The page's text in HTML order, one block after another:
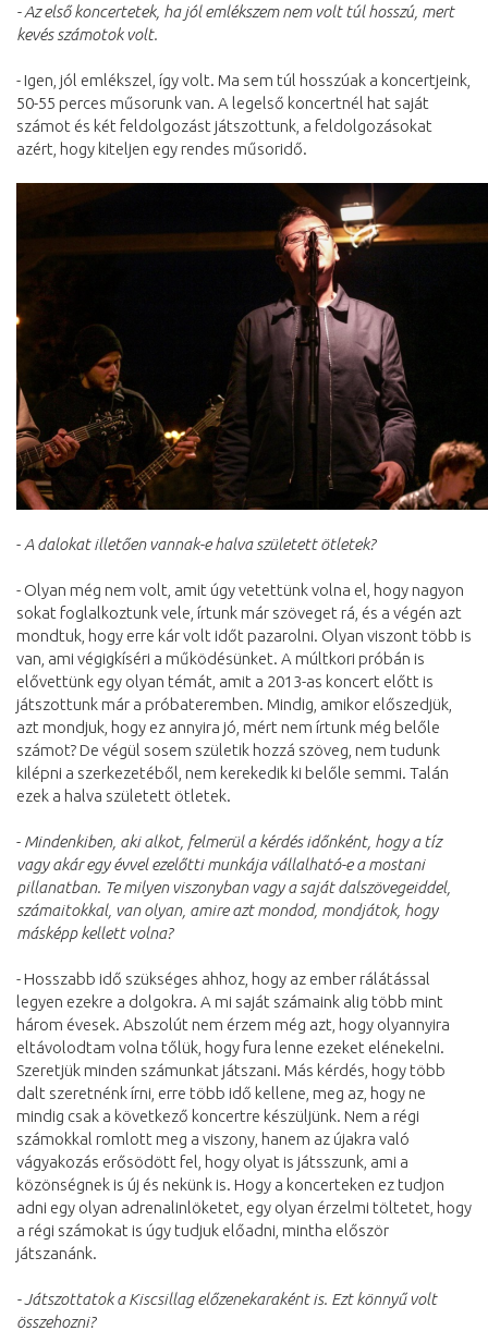
-Az első koncertetek, ha jól emlékszem nem volt túl hosszú, mert
kevés számotok volt.
- Igen, jól emlékszel, így volt. Ma sem túl hosszúak a koncertjeink,
50-55 perces műsorunk van. A legelső koncertnél hat saját
számot és két feldolgozást játszottunk, a feldolgozásokat
azért, hogy kiteljen egy rendes műsoridő.
-A dalokat illetően vannak-e halva született ötletek?
- Olyan még nem volt, amit úgy vetettünk volna el, hogy nagyon
sokat foglalkoztunk vele, írtunk már szöveget rá, és a végén azt
mondtuk, hogy erre kár volt időt pazarolni. Olyan viszont több is
van, ami végigkíséri a működésünket. A múltkori próbán is
elővettünk egy olyan témát, amit a 2013-as koncert előtt is
játszottunk már a próbateremben. Mindig, amikor előszedjük,
azt mondjuk, hogy ez annyira jó, mért nem írtunk még belőle
számot? De végül sosem születik hozzá szöveg, nem tudunk
kilépni a szerkezetéből, nem kerekedik ki belőle semmi. Talán
ezek a halva született ötletek.
- Mindenkiben, aki alkot, felmerül a kérdés időnként, hogy a tíz
vagy akár egy évvel ezelőtti munkája vállalható-e a mostani
pillanatban. Te milyen viszonyban vagy a saját dalszövegeiddel,
számaitokkal, van olyan, amire azt mondod, mondjátok, hogy
másképp kellett volna?
- Hosszabb idő szükséges ahhoz, hogy az ember rálátással
legyen ezekre a dolgokra. A mi saját számaink alig több mint
három évesek. Abszolút nem érzem még azt, hogy olyannyira
eltávolodtam volna tőlük, hogy fura lenne ezeket elénekelni.
Szeretjük minden számunkat játszani. Más kérdés, hogy több
dalt szeretnénk írni, erre több idő kellene, meg az, hogy ne
mindig csak a következő koncertre készüljünk. Nem a régi
számokkal romlott meg a viszony, hanem az újakra való
vágyakozás erősödött fel, hogy olyat is játsszunk, ami a
közönségnek is új és nekünk is. Hogy a koncerteken ez tudjon
adni egy olyan adrenalinlöketet, egy olyan érzelmi töltetet, hogy
a régi számokat is úgy tudjuk előadni, mintha először
játszanánk.
-Játszottatok a Kiscsillag előzenekaraként is. Ezt könnyű volt
összehozni?